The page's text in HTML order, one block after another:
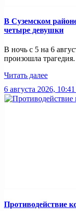
В Суземском
четыре девушки
В ночь с 5 на 6
произошла
Читать далее
6 августа 2026, 10:41
Противодействие